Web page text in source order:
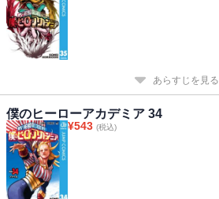
あらすじを見る
僕のヒーローアカデミア 34
¥543 (税込)